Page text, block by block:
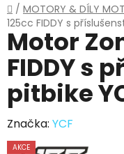
Domů
/ MOTORY & DÍLY
125cc FIDDY s
Motor
FIDDY s
pitbike
Značka: YCF
AKCE